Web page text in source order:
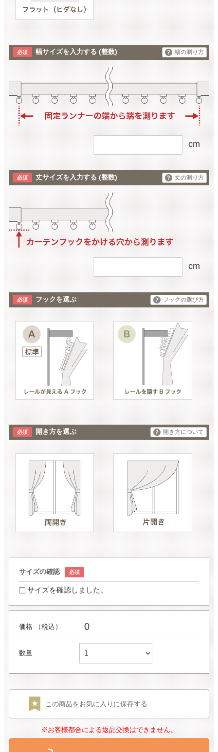
幅サイズを入力する (整数) 幅の測り方
cm
丈サイズを入力する (整数) 丈の測り方
cm
フックを選ぶ フックの選び方
開き方を選ぶ 開き方について
サイズの確認
サイズを確認しました。
価格 （税込） 0
数量
この商品をお気に入りに保存する
※お客様都合による返品交換はできません。